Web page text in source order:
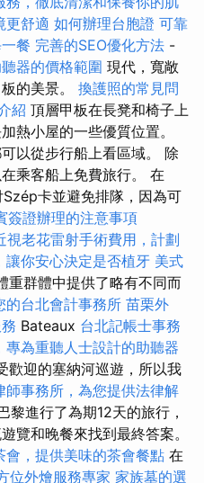
更舒適 如何辦理台胞證 可靠
餐 完善的SEO優化方法 -
器的價格範圍 現代，寬敞
的美景。 換護照的常見問
紹 頂層甲板在長凳和椅子上
熱小屋的一些優質位置。
以從步行船上看區域。 除
乘客船上免費旅行。 在
卡並避免排隊，因為可
簽證辦理的注意事項
視老花雷射手術費用，計劃
讓你安心決定是否植牙 美式
重群體中提供了略有不同而
的台北會計事務所 苗栗外
Bateaux 台北記帳士事務
專為重聽人士設計的助聽器
歡迎的塞納河巡遊，所以我
師事務所，為您提供法律解
黎進行了為期12天的旅行，
覽和晚餐來找到最終答案。
會，提供美味的茶會餐點 在
位外燴服務專家 家族墓的選